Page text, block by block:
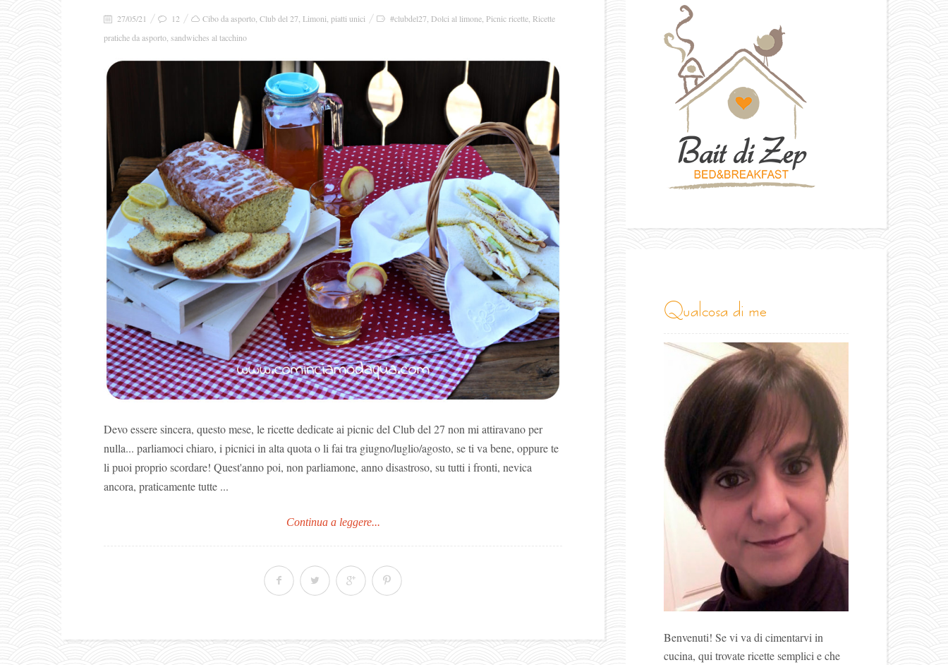
27/05/21 12 Cibo da asporto Club del 27 Limoni piatti unici #clubdel27 Dolci al limone Picnic ricette Ricette
pratiche da asporto sandwiches al tacchino
Devo essere sincera, questo mese, le ricette dedicate ai picnic del Club del 27 non mi attiravano per
nulla... parliamoci chiaro, i picnici in alta quota o li fai tra giugno/luglio/agosto, se ti va bene, oppure te
li puoi proprio scordare! Quest'anno poi, non parliamone, anno disastroso, su tutti i fronti, nevica
ancora, praticamente tutte ...
Continua a leggere...
qualcosa di me
Benvenuti! Se vi va di cimentarvi in
cucina, qui trovate ricette semplici e che